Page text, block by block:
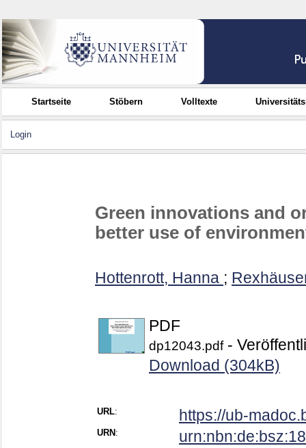
Startseite Stöbern Volltexte
Login
Green innovations and
better use of
Hottenrott, Hanna ;
PDF
dp12043.pdf-
Download (304kB)
URL: https://ub-
URN :